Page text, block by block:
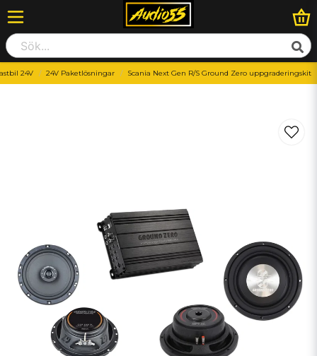
24V 24V Paketlösningar Scania Next Gen R/S Ground Zero uppgraderingskit